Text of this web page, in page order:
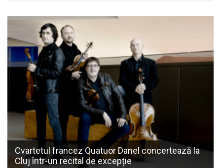
Cvartetul francez Quatuor Danel concertează la
Cluj într-un recital de excepție